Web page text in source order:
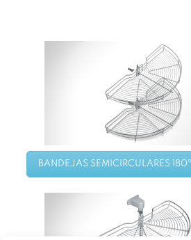
BANDEJAS SEMICIRCULARES